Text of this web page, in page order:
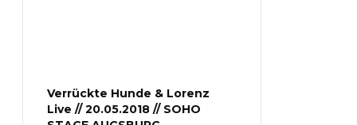
Verrückte Hunde & Lorenz
Live // 20.05.2018 // SOHO